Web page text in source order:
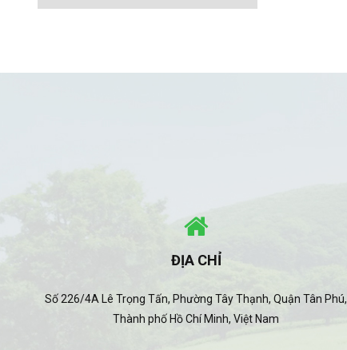
ĐỊA CHỈ
Số 226/4A Lê Trọng Tấn, Phường Tây Thạnh, Quận Tân Phú,
Thành phố Hồ Chí Minh, Việt Nam